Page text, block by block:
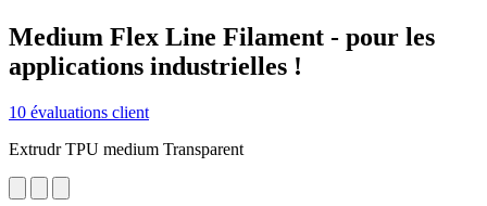
Medium Flex Line Filament - pour les
applications industrielles !
10 évaluations client
Extrudr TPU medium Transparent